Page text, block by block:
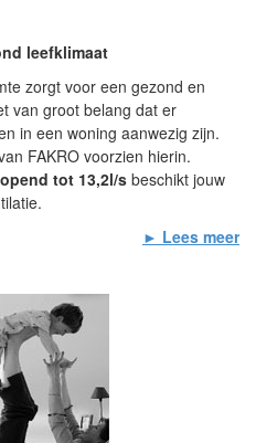
leefklimaat
zorgt voor een gezond en
van groot belang dat er
in een woning aanwezig zijn.
FAKRO voorzien hierin.
tot 13,2l/s beschikt jouw
► Lees meer